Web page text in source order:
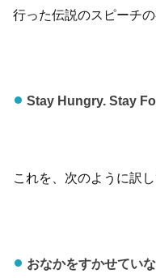
行った伝説のスピーチ
Stay Hungry. Stay
これを、次のように訳
おなかをすかせてい